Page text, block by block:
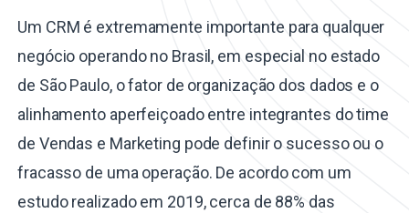
Um CRM é extremamente importante para qualquer
negócio operando no Brasil, em especial no estado
de São Paulo, o fator de organização dos dados e o
alinhamento aperfeiçoado entre integrantes do time
de Vendas e Marketing pode definir o sucesso ou o
fracasso de uma operação. De acordo com um
estudo realizado em 2019, cerca de 88% das